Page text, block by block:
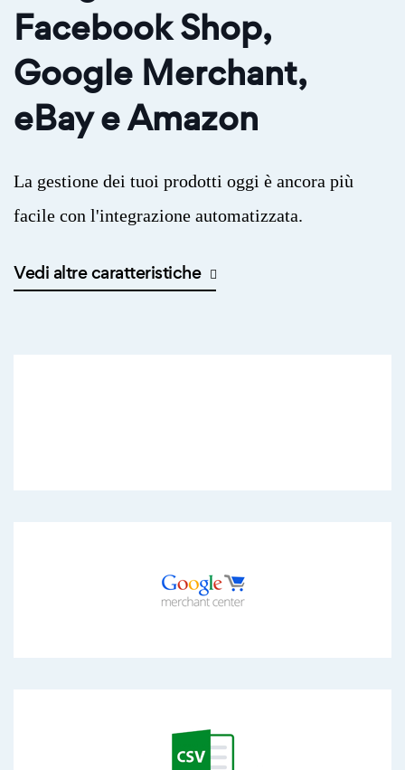
Facebook Shop,
Google Merchant,
eBay e Amazon
La gestione dei tuoi prodotti oggi è ancora più
facile con l'integrazione automatizzata.
Vedi altre caratteristiche